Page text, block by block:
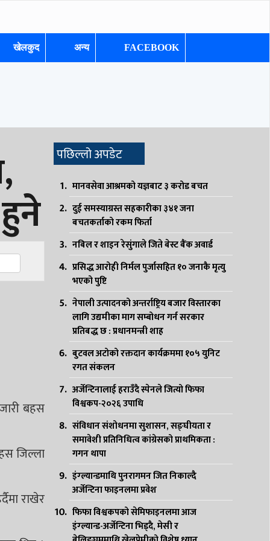
खेलकुद अन्य FACEBOOK
बहस
जिल्ला
राखेर
पछिल्लो अपडेट
मानवसेवा आश्रमको यज्ञबाट ३ करोड बचत
दुई समस्याग्रस्त सहकारीका ३४१ जना
बचतकर्ताको रकम फिर्ता
नबिल र शाइन रेसुंगाले जिते बेस्ट बैंक अवार्ड
प्रसिद्ध आरोही निर्मल पुर्जासहित १० जनाकै मृत्यु
भएको पुष्टि
नेपाली उत्पादनको अन्तर्राष्ट्रिय बजार विस्तारका
लागि उद्यमीका माग सम्बोधन गर्न सरकार
प्रतिबद्ध छ : प्रधानमन्त्री शाह
बुटवल अटोको रक्तदान कार्यक्रममा १०५ युनिट
रगत संकलन
अर्जेन्टिनालाई हराउँदै स्पेनले जित्यो फिफा
विश्वकप-२०२६ उपाधि
संविधान संशोधनमा सुशासन, सङ्घीयता र
समावेशी प्रतिनिधित्व कांग्रेसको प्राथमिकता :
गगन थापा
इंग्ल्यान्डमाथि पुनरागमन जित निकाल्दै
अर्जेन्टिना फाइनलमा प्रवेश
फिफा विश्वकपको सेमिफाइनलमा आज
इंग्ल्यान्ड-अर्जेन्टिना भिड्दै, मेसी र